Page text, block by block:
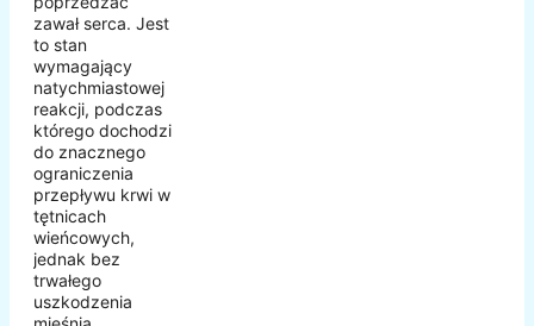
zawał serca. Jest
to stan
wymagający
natychmiastowej
reakcji, podczas
którego dochodzi
do znacznego
ograniczenia
przepływu krwi w
tętnicach
wieńcowych,
jednak bez
trwałego
uszkodzenia